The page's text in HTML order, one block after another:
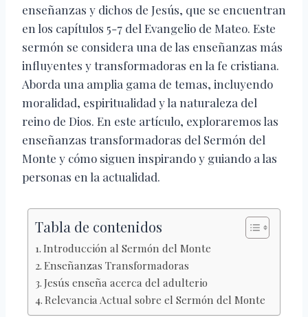
enseñanzas y dichos de Jesús, que se encuentran
en los capítulos 5-7 del Evangelio de Mateo. Este
sermón se considera una de las enseñanzas más
influyentes y transformadoras en la fe cristiana.
Aborda una amplia gama de temas, incluyendo
moralidad, espiritualidad y la naturaleza del
reino de Dios. En este artículo, exploraremos las
enseñanzas transformadoras del Sermón del
Monte y cómo siguen inspirando y guiando a las
personas en la actualidad.
Tabla de contenidos
Introducción al Sermón del Monte
Enseñanzas Transformadoras
Jesús enseña acerca del adulterio
Relevancia Actual sobre el Sermón del Monte